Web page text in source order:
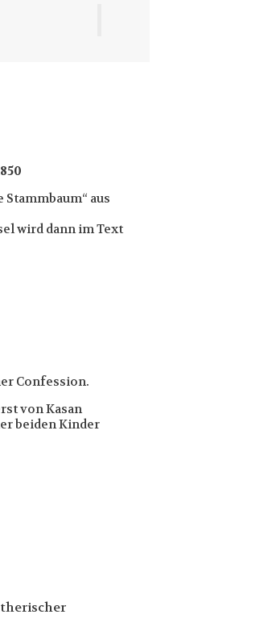
aus
wird dann im Text
Confession.
von Kasan
beiden Kinder